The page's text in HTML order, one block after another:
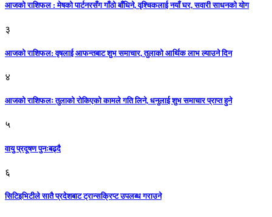
आजको राशिफल : मेषको पार्टनरसँग गाँठो बाँधिने, वृश्चिकलाई नयाँ घर, सवारी साधनकाे याेग
३
आजकाे राशिफल: वृषलाई आफन्तबाट शुभ समाचार, तुलाकाे आर्थिक लाभ ल्याउने दिन
४
आजको राशिफलः तुलाकाे रोकिएको कामले गति लिने, धनुलाई शुभ समाचार प्राप्त हुने
५
वायु प्रदूषण पुनःबढ्दै
६
सिटिइभिटीले सातै प्रदेशबाट ट्रान्सक्रिप्ट उपलब्ध गराउने